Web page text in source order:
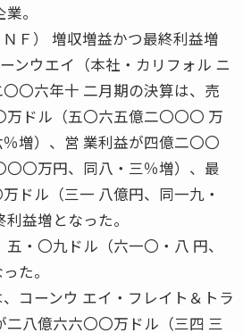
。
Ｆ） 増収増益かつ最終利益増
ンウエイ（本社・カリフォル ニ
〇六年十 二月期の決算は、売
万ドル（五〇六五億二〇〇〇 万
増）、営 業利益が四億二〇〇
〇〇万円、同八・三％増）、最
ドル（三一 八億円、同一九・
益増となった。
・〇九ドル（六一〇・八 円、
た。
コーンウ エイ・フレイト＆トラ
二八億六六〇〇万ドル（三四 三